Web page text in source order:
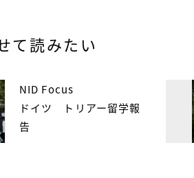
て読みたい
NID Focus
ドイツ トリアー留学報
告